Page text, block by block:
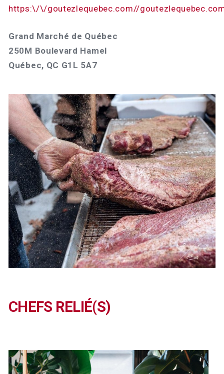
https:\/\/goutezlequebec.com//
Grand Marché de Québec
250M Boulevard Hamel
Québec, QC G1L 5A7
CHEFS RELIÉ(S)